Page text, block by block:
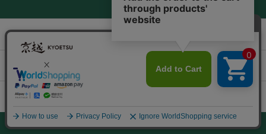
その他
メルマガ登録
新規会員登録
お問い合わせ
提携サイト